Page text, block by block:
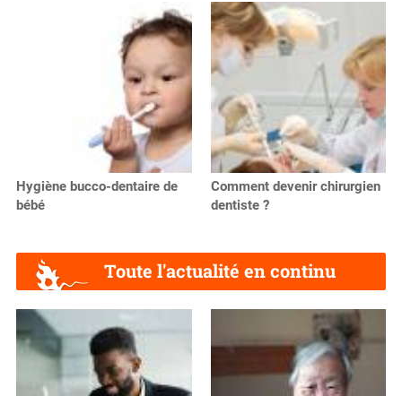
Hygiène bucco-dentaire de
bébé
Comment devenir chirurgien
dentiste ?
Toute l'actualité en continu